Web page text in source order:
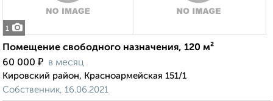
1
Помещение свободного назначения, 120 м²
60 000 ₽ в месяц
Кировский район, Красноармейская 151/1
Собственник, 16.06.2021